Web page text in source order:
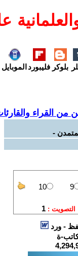
بلوكر فليبورد الموبايل
القراء
-
- ورد
ة